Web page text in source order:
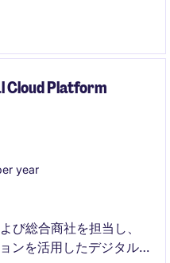
in a dynamic
Cloud Platform
year
び総合商社を担当し、
ンを活用したデジタル